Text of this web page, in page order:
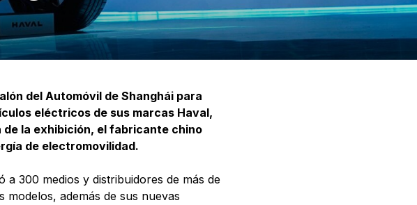
del Automóvil de Shanghái para
eléctricos de sus marcas Haval,
de la exhibición, el fabricante chino
de electromovilidad.
300 medios y distribuidores de más de
además de sus nuevas